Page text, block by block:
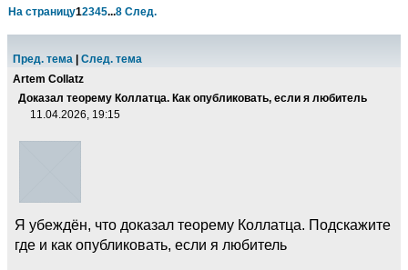
На страницу12345...8 След.
Пред. тема
След. тема
Artem Collatz
Доказал теорему Коллатца. Как опубликовать, если я любитель
11.04.2026, 19:15
Я убеждён, что доказал теорему Коллатца. Подскажите
где и как опубликовать, если я любитель